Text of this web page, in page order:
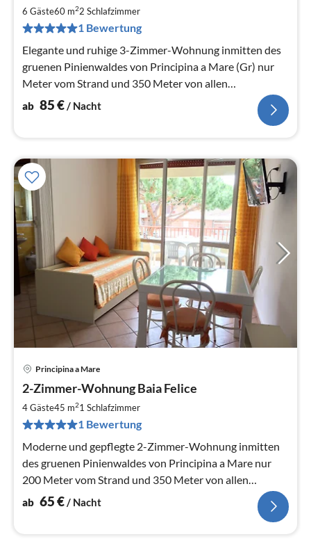
6 Gäste60 m22 Schlafzimmer
1 Bewertung
Elegante und ruhige 3-Zimmer-Wohnung inmitten des
gruenen Pinienwaldes von Principina a Mare (Gr) nur
Meter vom Strand und 350 Meter von allen
Geschaeften.
ab 85€/ Nacht
Principina a Mare
2-Zimmer-Wohnung Baia Felice
4 Gäste45 m21 Schlafzimmer
1 Bewertung
Moderne und gepflegte 2-Zimmer-Wohnung inmitten
des gruenen Pinienwaldes von Principina a Mare nur
200 Meter vom Strand und 350 Meter von allen
Geschaeften.
ab 65€/ Nacht